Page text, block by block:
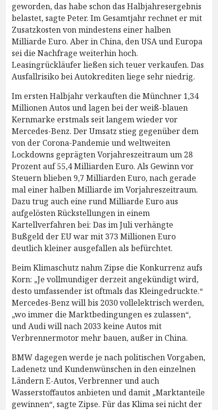
geworden, das habe schon das Halbjahresergebnis
belastet, sagte Peter. Im Gesamtjahr rechnet er mit
Zusatzkosten von mindestens einer halben
Milliarde Euro. Aber in China, den USA und Europa
sei die Nachfrage weiterhin hoch.
Leasingrückläufer ließen sich teuer verkaufen. Das
Ausfallrisiko bei Autokrediten liege sehr niedrig.
Im ersten Halbjahr verkauften die Münchner 1,34
Millionen Autos und lagen bei der weiß-blauen
Kernmarke erstmals seit langem wieder vor
Mercedes-Benz. Der Umsatz stieg gegenüber dem
von der Corona-Pandemie und weltweiten
Lockdowns geprägten Vorjahreszeitraum um 28
Prozent auf 55,4 Milliarden Euro. Als Gewinn vor
Steuern blieben 9,7 Milliarden Euro, nach gerade
mal einer halben Milliarde im Vorjahreszeitraum.
Dazu trug auch eine rund Milliarde Euro aus
aufgelösten Rückstellungen in einem
Kartellverfahren bei: Das im Juli verhängte
Bußgeld der EU war mit 373 Millionen Euro
deutlich kleiner ausgefallen als befürchtet.
Beim Klimaschutz nahm Zipse die Konkurrenz aufs
Korn: „Je vollmundiger derzeit angekündigt wird,
desto umfassender ist oftmals das Kleingedruckte.“
Mercedes-Benz will bis 2030 vollelektrisch werden,
„wo immer die Marktbedingungen es zulassen“,
und Audi will nach 2033 keine Autos mit
Verbrennermotor mehr bauen, außer in China.
BMW dagegen werde je nach politischen Vorgaben,
Ladenetz und Kundenwünschen in den einzelnen
Ländern E-Autos, Verbrenner und auch
Wasserstoffautos anbieten und damit „Marktanteile
gewinnen“, sagte Zipse. Für das Klima sei nicht der